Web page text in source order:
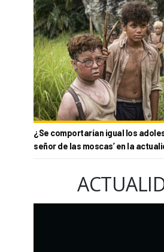
¿Se comportarían igual los
señor de las moscas’ en la